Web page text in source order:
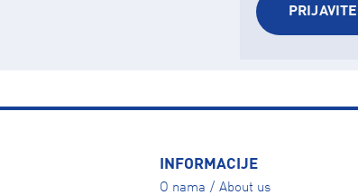
INFORMACIJE
O nama / About us